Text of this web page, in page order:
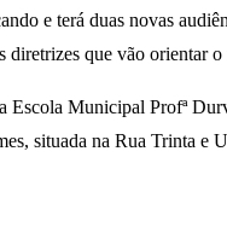
e terá duas novas
diretrizes que vão orientar
Escola Municipal Profª
situada na Rua Trinta e